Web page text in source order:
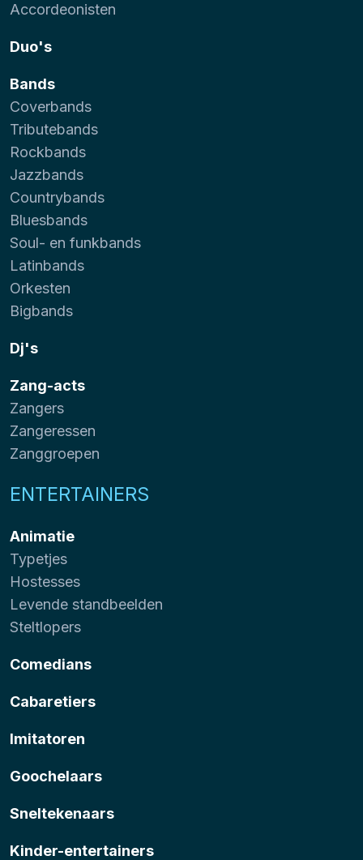
Accordeonisten
Duo's
Bands
Coverbands
Tributebands
Rockbands
Jazzbands
Countrybands
Bluesbands
Soul- en funkbands
Latinbands
Orkesten
Bigbands
Dj's
Zang-acts
Zangers
Zangeressen
Zanggroepen
ENTERTAINERS
Animatie
Typetjes
Hostesses
Levende standbeelden
Steltlopers
Comedians
Cabaretiers
Imitatoren
Goochelaars
Sneltekenaars
Kinder-entertainers